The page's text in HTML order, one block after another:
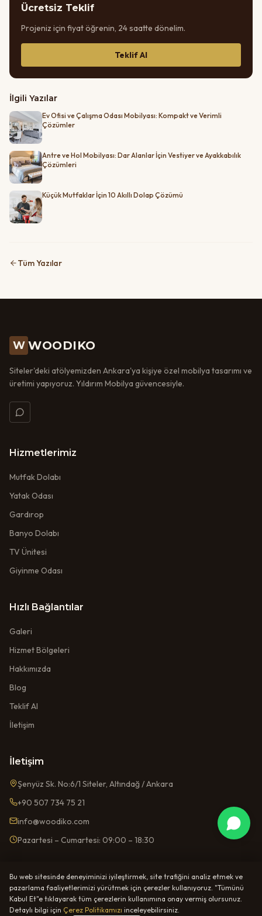
Ücretsiz Teklif
Projeniz için fiyat öğrenin, 24 saatte dönelim.
Teklif Al
İlgili Yazılar
Ev Ofisi ve Çalışma Odası Mobilyası: Kompakt ve Verimli
Çözümler
Antre ve Hol Mobilyası: Dar Alanlar İçin Vestiyer ve Ayakkabılık
Çözümleri
Küçük Mutfaklar İçin 10 Akıllı Dolap Çözümü
Tüm Yazılar
W WOODIKO
Siteler'deki atölyemizden Ankara'ya kişiye özel mobilya tasarımı ve
üretimi yapıyoruz. Yıldırım Mobilya güvencesiyle.
Hizmetlerimiz
Mutfak Dolabı
Yatak Odası
Gardırop
Banyo Dolabı
TV Ünitesi
Giyinme Odası
Hızlı Bağlantılar
Galeri
Hizmet Bölgeleri
Hakkımızda
Blog
Teklif Al
İletişim
İletişim
Şenyüz Sk. No:6/1 Siteler, Altındağ / Ankara
+90 507 734 75 21
info@woodiko.com
Pazartesi – Cumartesi: 09:00 – 18:30
©2026Yıldırım Mobilya — Woodiko. Tüm hakları saklıdır.
KVKK Aydınlatma MetniÇerez PolitikasıGizlilik Politikası
Bu web sitesinde deneyiminizi iyileştirmek, site trafiğini analiz etmek ve
pazarlama faaliyetlerimizi yürütmek için çerezler kullanıyoruz. "Tümünü
Kabul Et"e tıklayarak tüm çerezlerin kullanımına onay vermiş olursunuz.
Detaylı bilgi için Çerez Politikamızı inceleyebilirsiniz.